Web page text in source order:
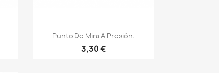
Vista rápida
Punto De Mira A Presión.
3,30 €